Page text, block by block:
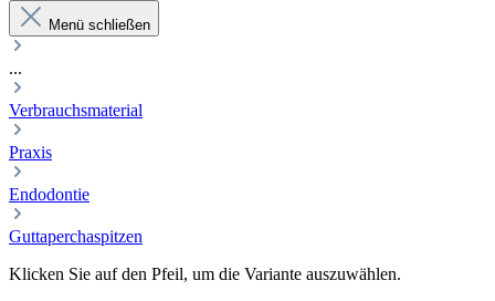
Menü schließen
...
Verbrauchsmaterial
Praxis
Endodontie
Guttaperchaspitzen
Klicken Sie auf den Pfeil, um die Variante auszuwählen.